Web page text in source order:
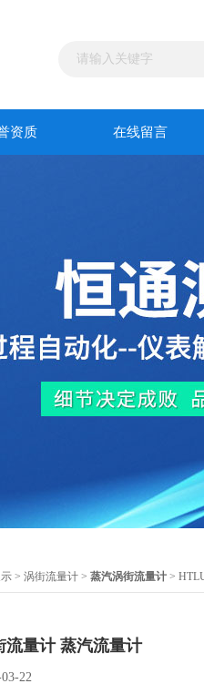
资质 在线留言
> 涡街流量计 > 蒸汽涡街流量计 >
流量计 蒸汽流量计
22